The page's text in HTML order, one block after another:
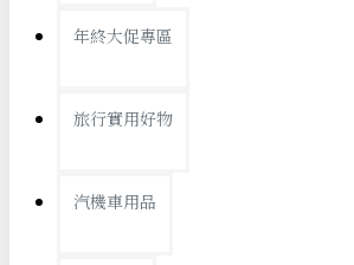
查看更多
年終大促專區
旅行實用好物
汽機車用品